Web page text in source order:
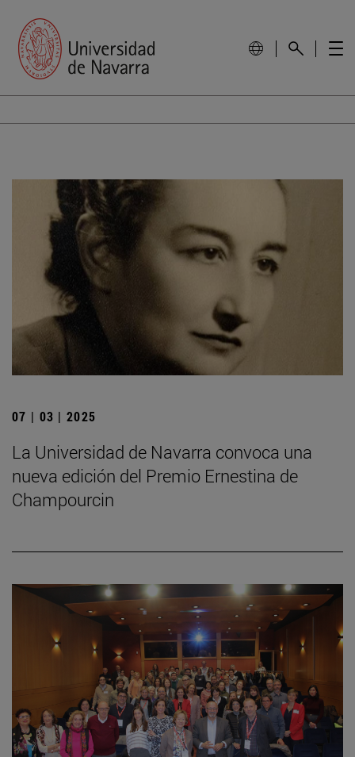
07 | 03 | 2025
La Universidad de Navarra convoca una
nueva edición del Premio Ernestina de
Champourcin